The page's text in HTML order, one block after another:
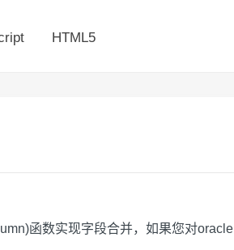
HTML5
函数实现字段合并，如果您对oracle